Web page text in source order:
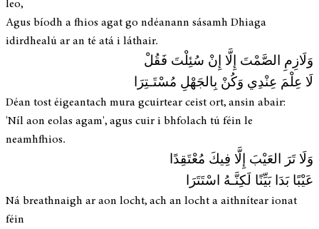
leo,
Agus bíodh a fhios agat go ndéanann sásamh Dhiaga
idirdhealú ar an té atá i láthair.
وَلَازِمِ الصَّمْتَ إِلَّا إِنْ سُئِلْتَ فَقُلْ
لَا عِلْمَ عِنْدِي وَكُنْ بِالجَهْلِ مُسْتَـتِرَا
Déan tost éigeantach mura gcuirtear ceist ort, ansin abair:
'Níl aon eolas agam', agus cuir i bhfolach tú féin le
neamhfhios.
وَلَا تَرَ العَيْبَ إِلَّا فِيكَ مُعْتَقِدًا
عَيْبًا بَدَا بَيِّنًا لَكِنَّـهُ اسْتَتَرَا
Ná breathnaigh ar aon locht, ach an locht a aithnítear ionat
féin